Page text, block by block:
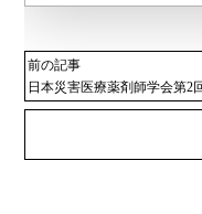
前の記事
日本災害医療薬剤師学会第2